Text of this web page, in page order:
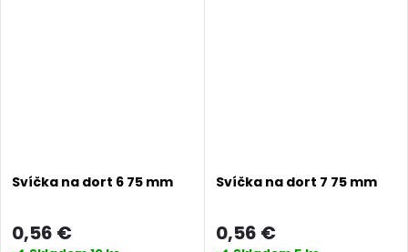
Svíčka na dort 6 75 mm
0,56 €
Svíčka na dort 7 75 mm
0,56 €